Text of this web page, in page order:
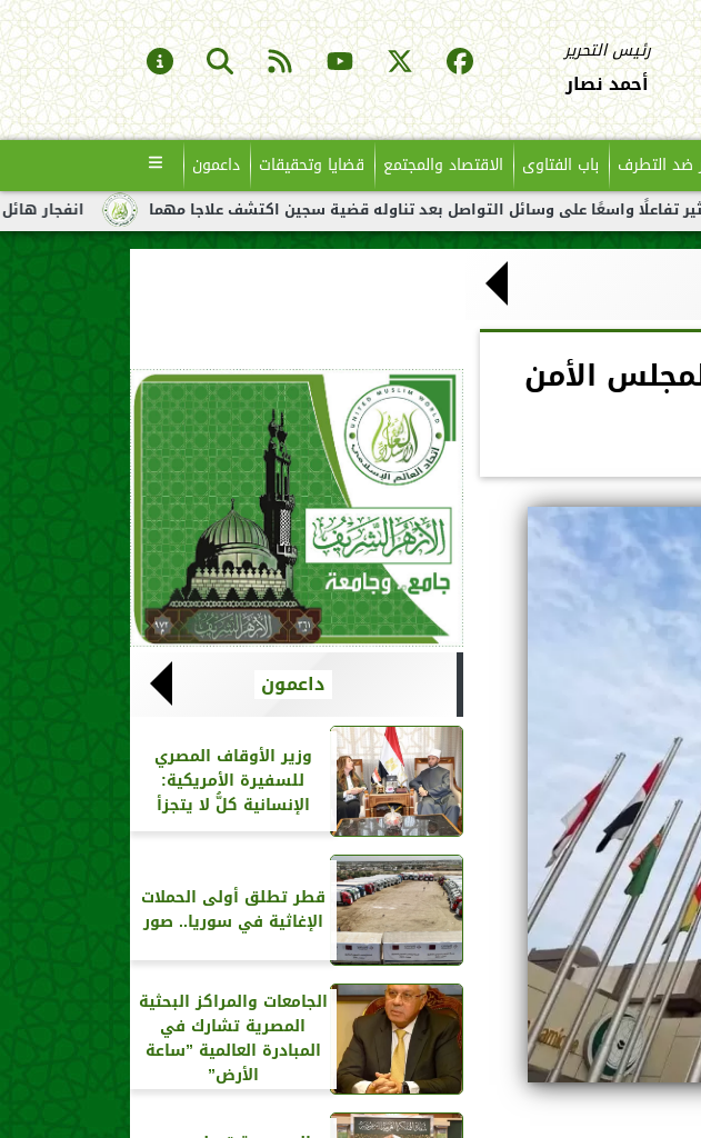
رئيس التحرير
أحمد نصار
ضد التطرف باب الفتاوى الاقتصاد والمجتمع قضايا وتحقيقات داعمون
انفجار هائل لناقلة نفط على وسائل التواصل بعد تناوله قضية سجين اكتشف علاجا مهما
الأمن
داعمون
وزير الأوقاف المصري
للسفيرة الأمريكية:
الإنسانية كلُّ لا يتجزأ
قطر تطلق أولى الحملات
الإغاثية في سوريا.. صور
الجامعات والمراكز البحثية
المصرية تشارك في
المبادرة العالمية ”ساعة
الأرض”